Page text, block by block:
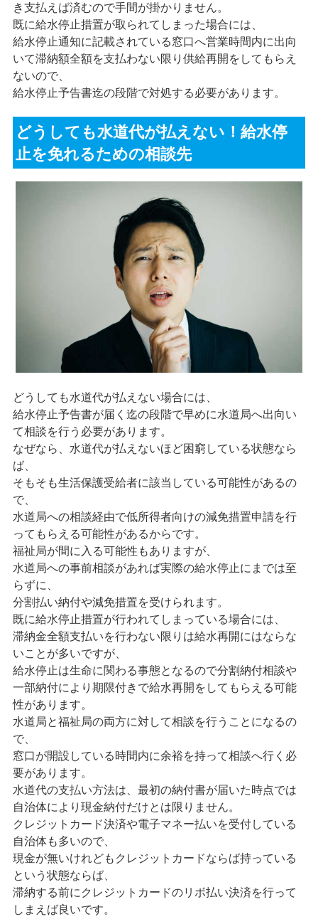
き支払えば済むので手間が掛かりません。
既に給水停止措置が取られてしまった場合には、
給水停止通知に記載されている窓口へ営業時間内に出向
いて滞納額全額を支払わない限り供給再開をしてもらえ
ないので、
給水停止予告書迄の段階で対処する必要があります。
どうしても水道代が払えない！給水停
止を免れるための相談先
どうしても水道代が払えない場合には、
給水停止予告書が届く迄の段階で早めに水道局へ出向い
て相談を行う必要があります。
なぜなら、水道代が払えないほど困窮している状態なら
ば、
そもそも生活保護受給者に該当している可能性があるの
で、
水道局への相談経由で低所得者向けの減免措置申請を行
ってもらえる可能性があるからです。
福祉局が間に入る可能性もありますが、
水道局への事前相談があれば実際の給水停止にまでは至
らずに、
分割払い納付や減免措置を受けられます。
既に給水停止措置が行われてしまっている場合には、
滞納金全額支払いを行わない限りは給水再開にはならな
いことが多いですが、
給水停止は生命に関わる事態となるので分割納付相談や
一部納付により期限付きで給水再開をしてもらえる可能
性があります。
水道局と福祉局の両方に対して相談を行うことになるの
で、
窓口が開設している時間内に余裕を持って相談へ行く必
要があります。
水道代の支払い方法は、最初の納付書が届いた時点では
自治体により現金納付だけとは限りません。
クレジットカード決済や電子マネー払いを受付している
自治体も多いので、
現金が無いけれどもクレジットカードならば持っている
という状態ならば、
滞納する前にクレジットカードのリボ払い決済を行って
しまえば良いです。